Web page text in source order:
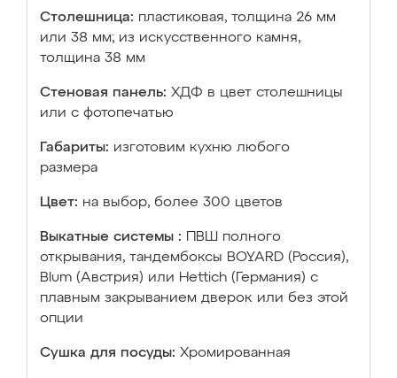
Столешница: пластиковая, толщина 26 мм
или 38 мм; из искусственного камня,
толщина 38 мм
Стеновая панель: ХДФ в цвет столешницы
или с фотопечатью
Габариты: изготовим кухню любого
размера
Цвет: на выбор, более 300 цветов
Выкатные системы :
ПВШ полного
открывания, тандембоксы BOYARD (Россия),
Blum (Австрия) или Hettich (Германия) с
плавным закрыванием дверок или без этой
опции
Сушка для посуды: Хромированная